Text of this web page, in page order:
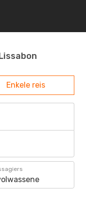
Enkele reis